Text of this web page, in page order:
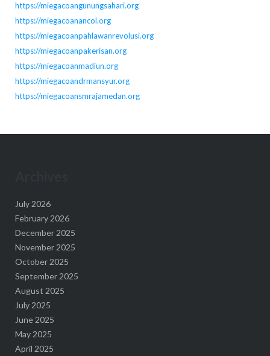
https://miegacoangunungsahari.org
https://miegacoanancol.org
https://miegacoanpahlawanrevolusi.org
https://miegacoanpakerisan.org
https://miegacoanmadiun.org
https://miegacoandrmansyur.org
https://miegacoansmrajamedan.org
July 2026
February 2026
December 2025
November 2025
October 2025
September 2025
August 2025
July 2025
June 2025
May 2025
April 2025